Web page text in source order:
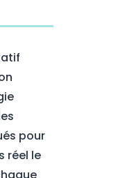
pour
réel le